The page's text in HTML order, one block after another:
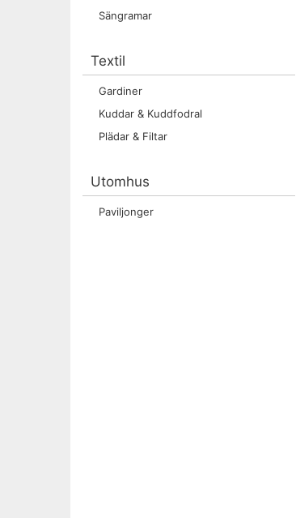
Sängramar
Textil
Gardiner
Kuddar & Kuddfodral
Plädar & Filtar
Utomhus
Paviljonger